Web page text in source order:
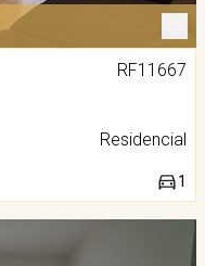
RF11667
Residencial
1